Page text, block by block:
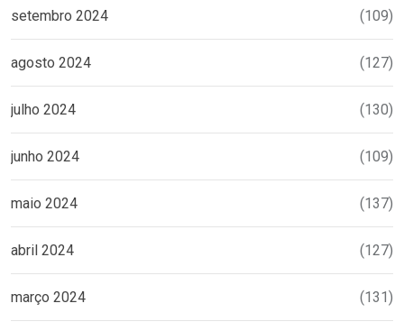
setembro 2024 (109)
agosto 2024 (127)
julho 2024 (130)
junho 2024 (109)
maio 2024 (137)
abril 2024 (127)
março 2024 (131)